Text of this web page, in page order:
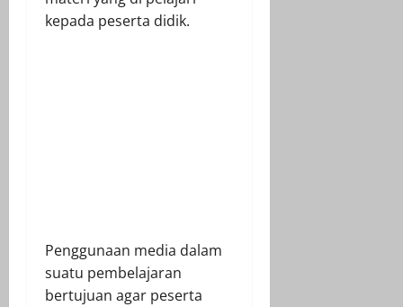
kepada peserta didik.
Penggunaan media dalam
suatu pembelajaran
bertujuan agar peserta